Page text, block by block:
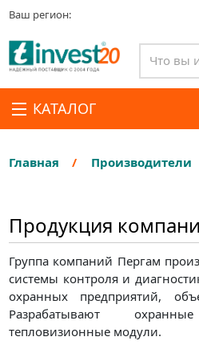
Ваш регион:
КАТАЛОГ
Главная Производители
Продукция
Группа компаний Пергам
системы контроля и
охранных предприятий,
Разрабатывают
тепловизионные модули.